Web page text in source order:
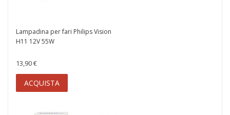
Lampadina per fari Philips Vision
H11 12V 55W
13,90 €
ACQUISTA